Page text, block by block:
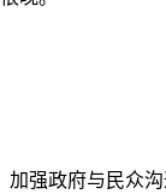
强政府与民众沟